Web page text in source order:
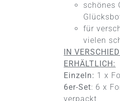
PRODUKTSEITEschönes
für
vielen
IN
ERHÄLTLICH:
Einzeln: 1 x
6er-Set: 6 x
verpackt